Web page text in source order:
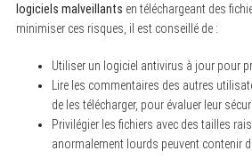
logiciels malveillants en téléchargeant des
minimiser ces risques, il est conseillé de :
Utiliser un logiciel antivirus à jour pour
Lire les commentaires des autres
de les télécharger, pour évaluer leur
Privilégier les fichiers avec des tailles
anormalement lourds peuvent contenir